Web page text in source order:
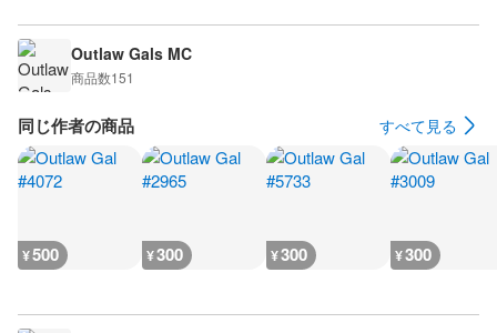
Outlaw Gals MC
商品数151
同じ作者の商品 すべて見る
¥500 ¥300 ¥300 ¥300